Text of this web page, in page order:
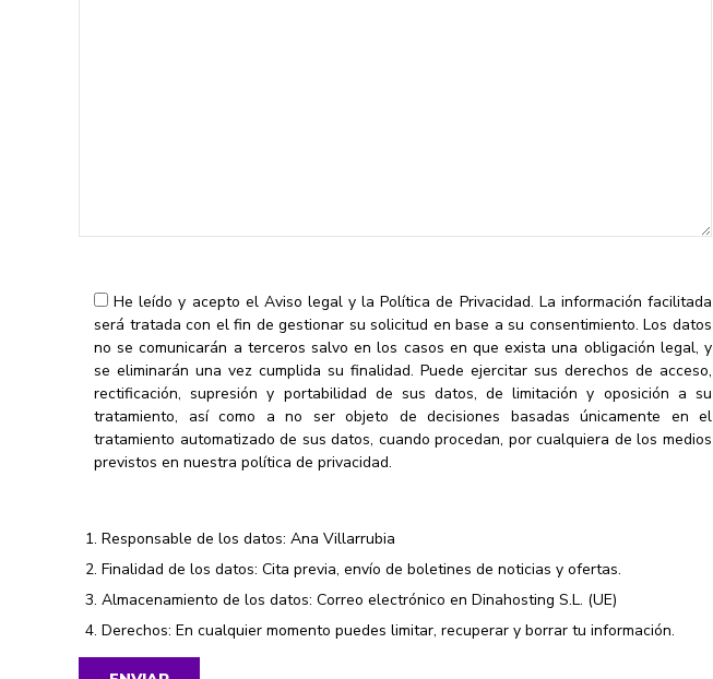
He leído y acepto el Aviso legaly laPolítica de Privacidad. La información facilitada
será tratada con el fin de gestionar su solicitud en base a su consentimiento. Los datos
no se comunicarán a terceros salvo en los casos en que exista una obligación legal, y
se eliminarán una vez cumplida su finalidad. Puede ejercitar sus derechos de acceso,
rectificación, supresión y portabilidad de sus datos, de limitación y oposición a su
tratamiento, así como a no ser objeto de decisiones basadas únicamente en el
tratamiento automatizado de sus datos, cuando procedan, por cualquiera de los medios
previstos en nuestra política de privacidad.
Responsable de los datos: Ana Villarrubia
Finalidad de los datos: Cita previa, envío de boletines de noticias y ofertas.
Almacenamiento de los datos: Correo electrónico en Dinahosting S.L. (UE)
Derechos: En cualquier momento puedes limitar, recuperar y borrar tu información.